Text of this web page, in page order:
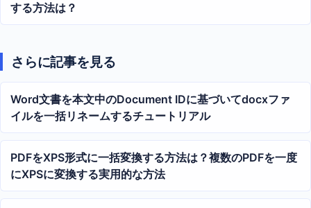
する方法は？
さらに記事を見る
Word文書を本文中のDocument IDに基づいてdocxファ
イルを一括リネームするチュートリアル
PDFをXPS形式に一括変換する方法は？複数のPDFを一度
にXPSに変換する実用的な方法